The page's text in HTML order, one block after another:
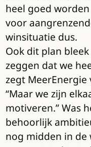
heel goed
voor
winsituatie dus.
Ook dit plan bleek
zeggen dat we
zegt
“Maar we zijn
motiveren.” Was
behoorlijk
nog midden in de